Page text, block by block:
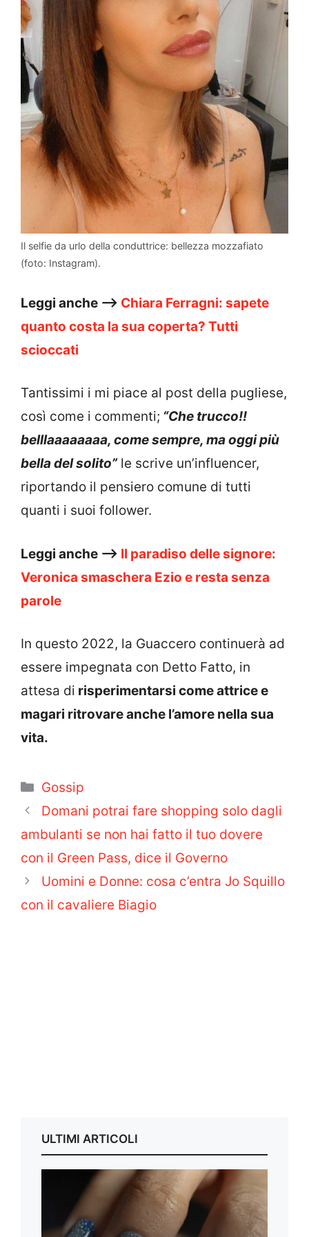
Il selfie da urlo della conduttrice: bellezza mozzafiato
(foto: Instagram).
Leggi anche –> Chiara Ferragni: sapete
quanto costa la sua coperta? Tutti
scioccati
Tantissimi i mi piace al post della pugliese,
così come i commenti; “Che trucco!!
belllaaaaaaaa, come sempre, ma oggi più
bella del solito”le scrive un’influencer,
riportando il pensiero comune di tutti
quanti i suoi follower.
Leggi anche –> Il paradiso delle signore:
Veronica smaschera Ezio e resta senza
parole
In questo 2022, la Guaccero continuerà ad
essere impegnata con Detto Fatto, in
attesa di risperimentarsi come attrice e
magari ritrovare anche l’amore nella sua
vita.
Categorie
Gossip
Domani potrai fare shopping solo dagli
ambulanti se non hai fatto il tuo dovere
con il Green Pass, dice il Governo
Uomini e Donne: cosa c’entra Jo Squillo
con il cavaliere Biagio
ULTIMI ARTICOLI